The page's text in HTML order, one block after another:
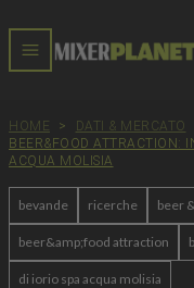
HOME > DATI & MERCATO
BEER&FOOD ATTRACTION:
ACQUA MOLISIA
bevande ricerche beer
beer&amp;food attraction
di iorio spa acqua molisia